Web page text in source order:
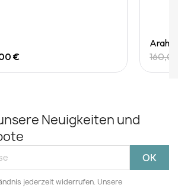
€
Arahi
Neuigkeiten und
jederzeit widerrufen. Unsere